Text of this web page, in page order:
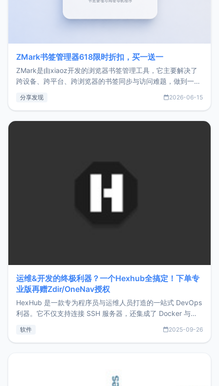
ZMark书签管理器618限时折扣，买一送一
ZMark是由xiaoz开发的浏览器书签管理工具，它主要解决了
跨设备、跨平台、跨浏览器的书签同步与访问难题，做到一处
用，让管理更高效。ZMark官网地址：
分享发现 2026-06-15
运维&开发的终极利器？一个Hexhub全搞定！下单专
业版再赠Zdir/OneNav授权
HexHub 是一款专为程序员与运维人员打造的一站式 DevOps
利器。它不仅支持连接 SSH 服务器，还集成了 Docker 与常
件间频繁切换，仅凭 HexHub 即可同时搞定运维与数据库操
软件 2025-09-26